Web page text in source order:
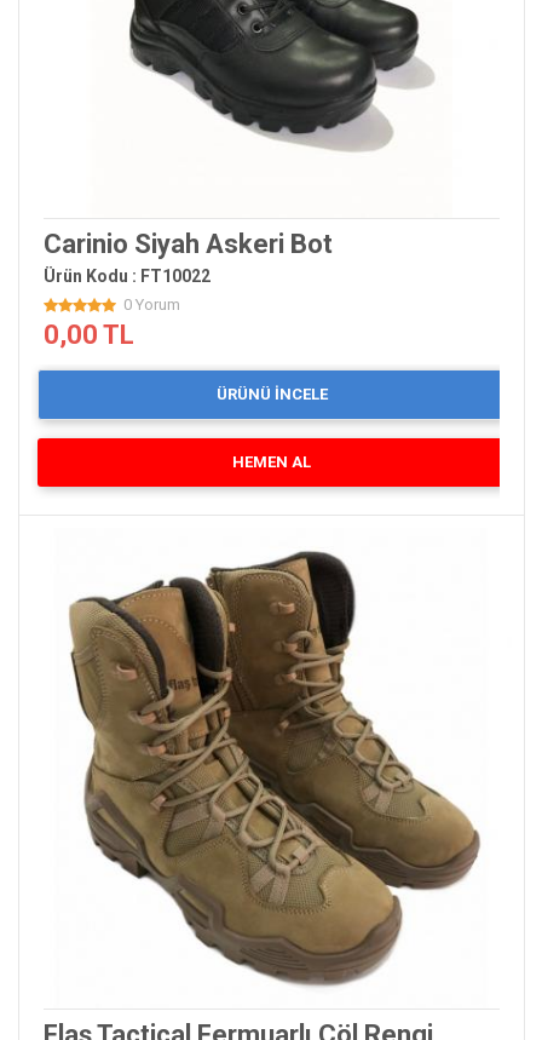
Carinio Siyah Askeri Bot
Ürün Kodu : FT10022
0 Yorum
0,00 TL
ÜRÜNÜ İNCELE
HEMEN AL